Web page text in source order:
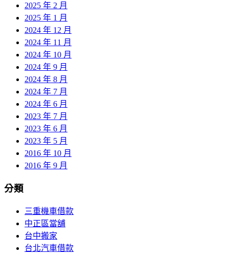
2025 年 2 月
2025 年 1 月
2024 年 12 月
2024 年 11 月
2024 年 10 月
2024 年 9 月
2024 年 8 月
2024 年 7 月
2024 年 6 月
2023 年 7 月
2023 年 6 月
2023 年 5 月
2016 年 10 月
2016 年 9 月
分類
三重機車借款
中正區當舖
台中搬家
台北汽車借款